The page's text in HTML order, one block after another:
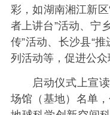
彩，如湖南湘江新
者上讲台”活动、宁
传”活动、长沙县“推
列活动等，促进公众
启动仪式上宣
场馆（基地）名单